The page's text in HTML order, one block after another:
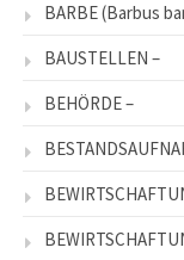
BARBE (Barbus
BAUSTELLEN –
BEHÖRDE –